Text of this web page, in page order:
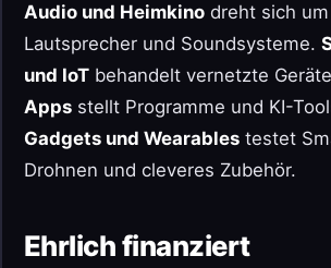
Audio und Heimkino dreht sich
Lautsprecher und Soundsysteme.
und IoT behandelt vernetzte
Apps stellt Programme und KI-
Gadgets und Wearables testet
Drohnen und cleveres Zubehör.
Ehrlich finanziert